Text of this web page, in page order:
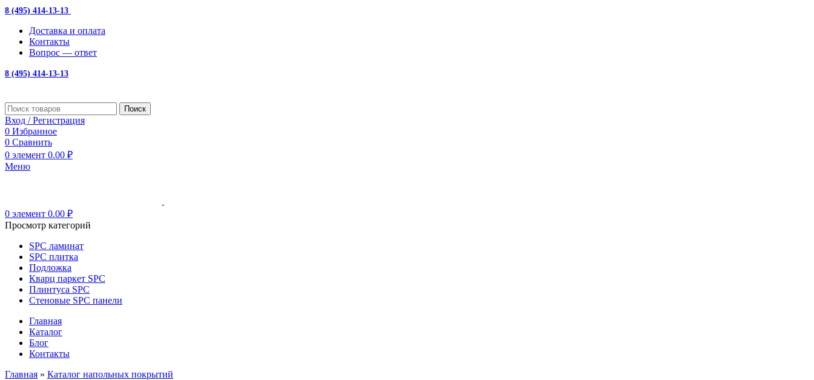
8 (495) 414-13-13
Доставка и оплата
Контакты
Вопрос — ответ
8 (495) 414-13-13
Поиск
Вход / Регистрация
0 Избранное
0 Сравнить
0 элемент 0.00 ₽
Меню
0 элемент 0.00 ₽
Просмотр категорий
SPC ламинат
SPC плитка
Подложка
Кварц паркет SPC
Плинтуса SPC
Стеновые SPC панели
Главная
Каталог
Блог
Контакты
Главная » Каталог напольных покрытий